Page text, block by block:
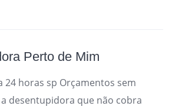
Perto de Mim
24 horas sp Orçamentos sem
desentupidora que não cobra